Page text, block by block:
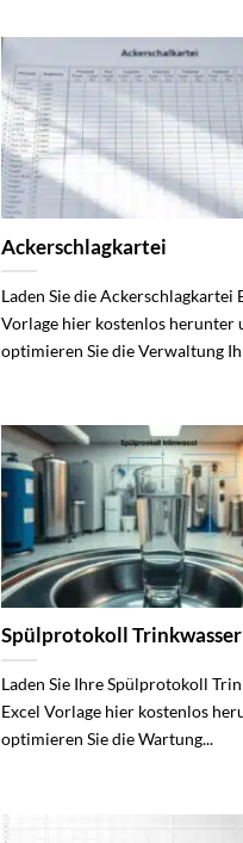
Ackerschlagkartei
Laden Sie die Ackerschlagkartei
Vorlage hier kostenlos herunter
optimieren Sie die Verwaltung
Spülprotokoll Trinkwasser
Laden Sie Ihre Spülprotokoll
Excel Vorlage hier kostenlos
optimieren Sie die Wartung...